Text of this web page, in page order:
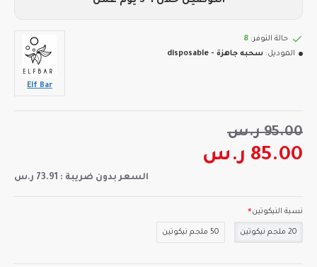
85.00 ر.س
95.00 ر.س
السعر بدون ضريبة : 73.91 ر.س
حالة التوفر: 8
الموديل: سحبه جاهزة - disposable
Elf Bar
نسبة النيكوتين
20 ملجم نيكوتين 50 ملجم نيكوتين